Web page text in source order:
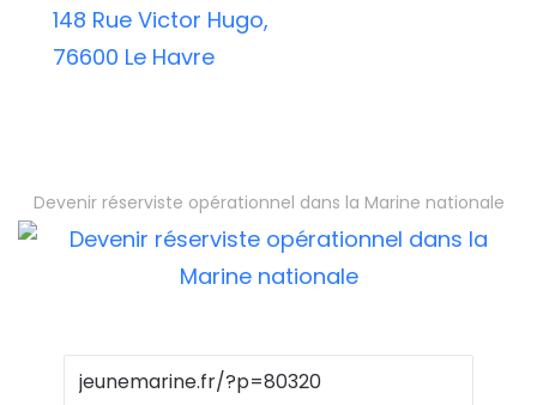
148 Rue Victor Hugo,
76600 Le Havre
Devenir réserviste opérationnel dans la Marine nationale